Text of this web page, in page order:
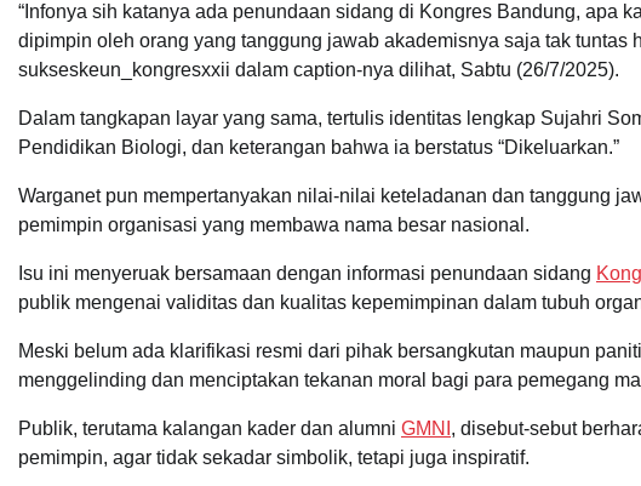
“Infonya sih katanya ada penundaan sidang di Kongres Bandung, apa
dipimpin oleh orang yang tanggung jawab akademisnya saja tak tuntas
sukseskeun_kongresxxii dalam caption-nya dilihat, Sabtu (26/7/2025).
Dalam tangkapan layar yang sama, tertulis identitas lengkap Sujahri
Pendidikan Biologi, dan keterangan bahwa ia berstatus “Dikeluarkan.”
Warganet pun mempertanyakan nilai-nilai keteladanan dan tanggung
pemimpin organisasi yang membawa nama besar nasional.
Isu ini menyeruak bersamaan dengan informasi penundaan sidang
publik mengenai validitas dan kualitas kepemimpinan dalam tubuh
Meski belum ada klarifikasi resmi dari pihak bersangkutan maupun
menggelinding dan menciptakan tekanan moral bagi para pemegang
Publik, terutama kalangan kader dan alumni GMNI , disebut-sebut
pemimpin, agar tidak sekadar simbolik, tetapi juga inspiratif.